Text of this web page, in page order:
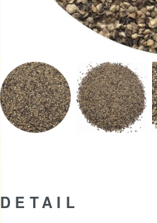
DETAIL